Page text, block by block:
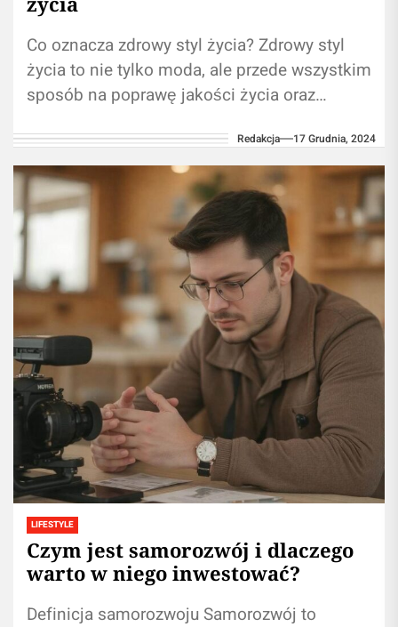
Co oznacza zdrowy styl życia? Zdrowy styl
życia to nie tylko moda, ale przede wszystkim
sposób na poprawę jakości życia oraz
Redakcja 17 Grudnia, 2024
LIFESTYLE
Czym jest samorozwój i dlaczego
warto w niego inwestować?
Definicja samorozwoju Samorozwój to